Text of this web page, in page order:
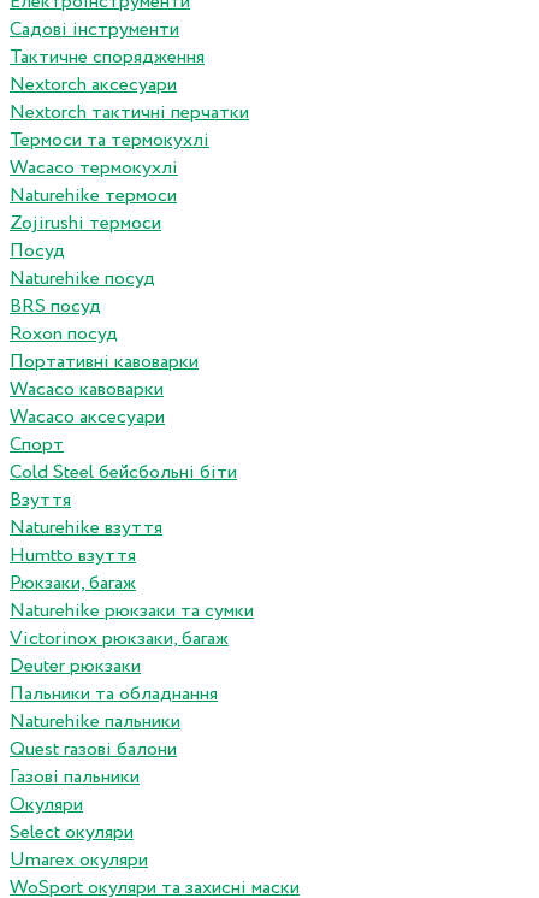
Садові інструменти
Тактичне спорядження
Nextorch аксесуари
Nextorch тактичні перчатки
Термоси та термокухлі
Wacaco термокухлі
Naturehike термоси
Zojirushi термоси
Посуд
Naturehike посуд
BRS посуд
Roxon посуд
Портативні кавоварки
Wacaco кавоварки
Wacaco аксесуари
Спорт
Cold Steel бейсбольні біти
Взуття
Naturehike взуття
Humtto взуття
Рюкзаки, багаж
Naturehike рюкзаки та сумки
Victorinox рюкзаки, багаж
Deuter рюкзаки
Пальники та обладнання
Naturehike пальники
Quest газові балони
Газові пальники
Окуляри
Select окуляри
Umarex окуляри
WoSport окуляри та захисні маски